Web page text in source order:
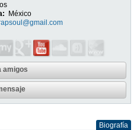
México
amigos
Biografía